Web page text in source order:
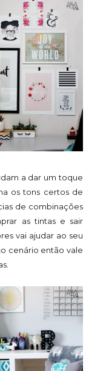
a dar um toque
os tons certos de
de combinações
as tintas e sair
vai ajudar ao seu
cenário então vale